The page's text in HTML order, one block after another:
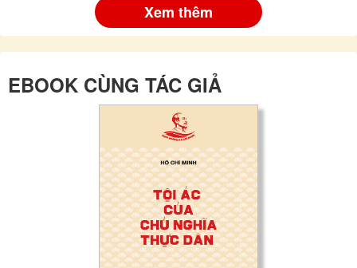
Xem thêm
EBOOK CÙNG TÁC GIẢ